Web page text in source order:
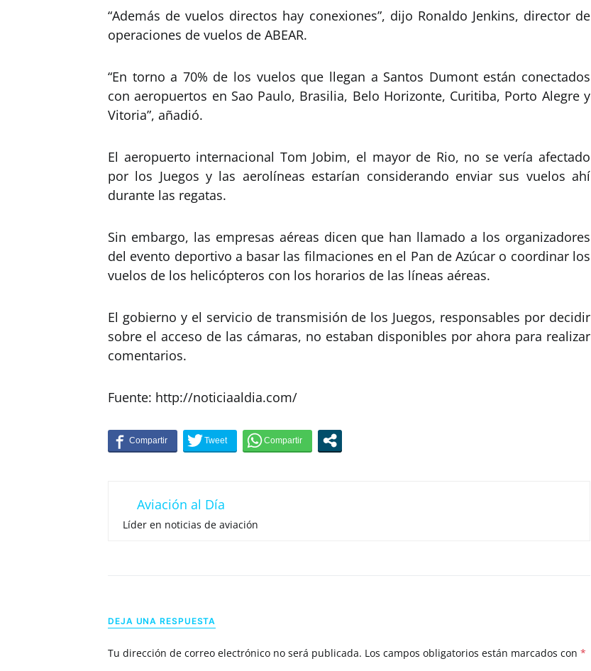
“Además de vuelos directos hay conexiones”, dijo Ronaldo Jenkins, director de
operaciones de vuelos de ABEAR.
“En torno a 70% de los vuelos que llegan a Santos Dumont están conectados
con aeropuertos en Sao Paulo, Brasilia, Belo Horizonte, Curitiba, Porto Alegre y
Vitoria”, añadió.
El aeropuerto internacional Tom Jobim, el mayor de Rio, no se vería afectado
por los Juegos y las aerolíneas estarían considerando enviar sus vuelos ahí
durante las regatas.
Sin embargo, las empresas aéreas dicen que han llamado a los organizadores
del evento deportivo a basar las filmaciones en el Pan de Azúcar o coordinar los
vuelos de los helicópteros con los horarios de las líneas aéreas.
El gobierno y el servicio de transmisión de los Juegos, responsables por decidir
sobre el acceso de las cámaras, no estaban disponibles por ahora para realizar
comentarios.
Fuente: http://noticiaaldia.com/
Aviación al Día
Líder en noticias de aviación
DEJA UNA RESPUESTA
Tu dirección de correo electrónico no será publicada. Los campos obligatorios están marcados con *